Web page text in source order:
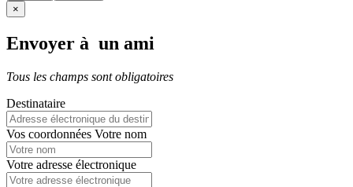
×
Envoyer à un ami
Tous les champs sont obligatoires
Destinataire
Vos coordonnées Votre nom
Votre adresse électronique